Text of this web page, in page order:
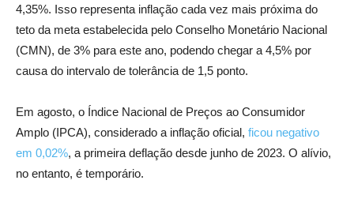
4,35%. Isso representa inflação cada vez mais próxima do
teto da meta estabelecida pelo Conselho Monetário Nacional
(CMN), de 3% para este ano, podendo chegar a 4,5% por
causa do intervalo de tolerância de 1,5 ponto.
Em agosto, o Índice Nacional de Preços ao Consumidor
Amplo (IPCA), considerado a inflação oficial, ficou negativo
em 0,02%, a primeira deflação desde junho de 2023. O alívio,
no entanto, é temporário.